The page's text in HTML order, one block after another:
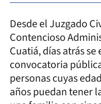
Desde el Juzgado
Contencioso
Cuatiá, días atrás
convocatoria
personas cuyas
años puedan tener